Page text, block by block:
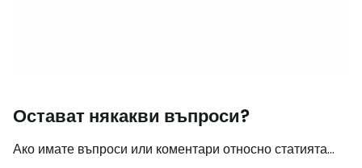
Остават някакви въпроси?
Ако имате въпроси или коментари относно статията...